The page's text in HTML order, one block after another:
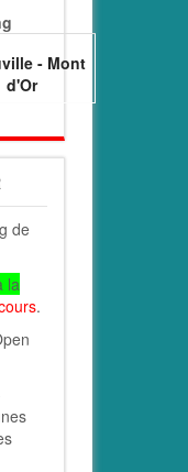
- Mont
d'Or
de
la
.